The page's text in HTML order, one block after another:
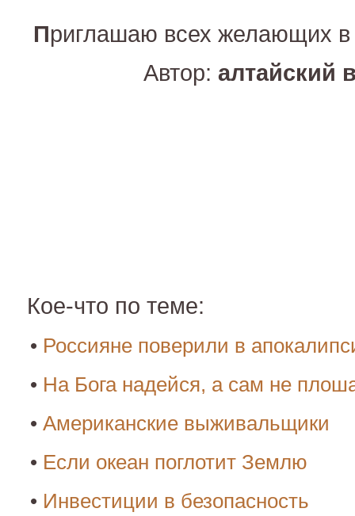
Приглашаю всех желающих
Автор: алтайский
Кое-что по теме:
• Россияне поверили в
• На Бога надейся, а сам не
• Американские выживальщики
• Если океан поглотит Землю
• Инвестиции в безопасность